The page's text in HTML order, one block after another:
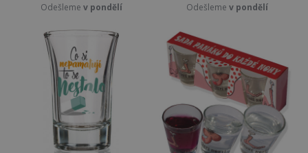
Odešleme v pondělí
Odešleme v pondělí